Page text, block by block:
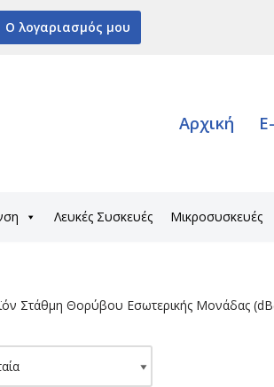
Ο λογαριασμός μου
Αρχική
Λευκές Συσκευές Μικροσυσκευές
Στάθμη Θορύβου Εσωτερικής Μονάδας